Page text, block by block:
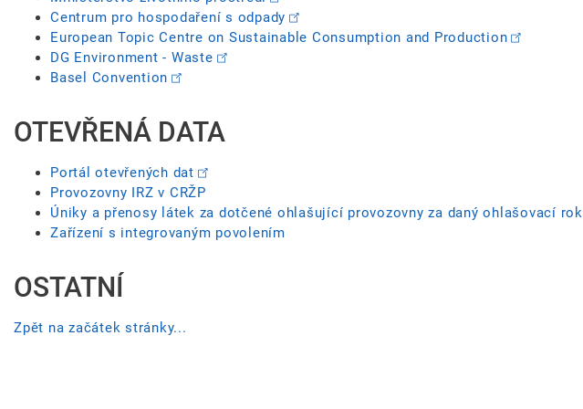
Centrum pro hospodaření s odpady
European Topic Centre on Sustainable Consumption and Production
DG Environment - Waste
Basel Convention
OTEVŘENÁ DATA
Portál otevřených dat
Provozovny IRZ v CRŽP
Úniky a přenosy látek za dotčené ohlašující provozovny za daný ohlašovací rok
Zařízení s integrovaným povolením
OSTATNÍ
Zpět na začátek stránky...